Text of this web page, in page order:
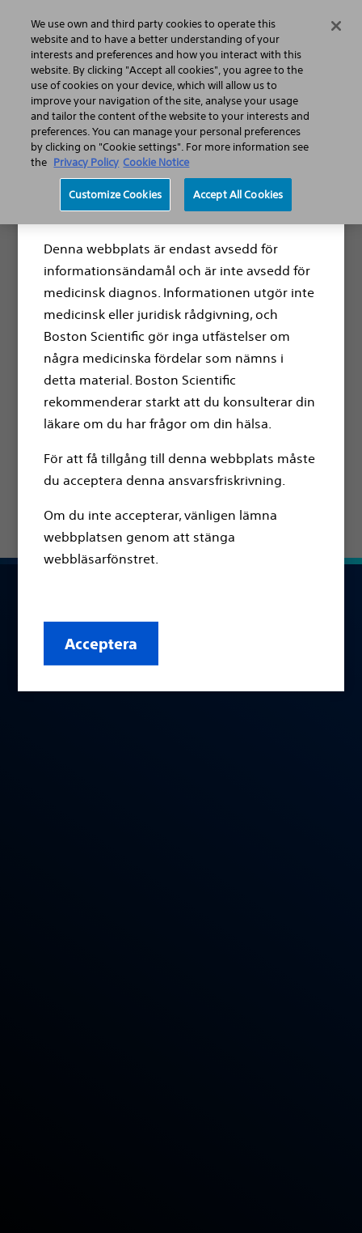
Ansvarsfriskrivning
Denna webbplats är endast avsedd för
informationsändamål och är inte avsedd för
medicinsk diagnos. Informationen utgör inte
medicinsk eller juridisk rådgivning, och
Boston Scientific gör inga utfästelser om
några medicinska fördelar som nämns i
detta material. Boston Scientific
rekommenderar starkt att du konsulterar din
läkare om du har frågor om din hälsa.
För att få tillgång till denna webbplats måste
du acceptera denna ansvarsfriskrivning.
Om du inte accepterar, vänligen lämna
webbplatsen genom att stänga
webbläsarfönstret.
Acceptera
Urologiska Sjukdomar: Män – Stöd & Behandling
Tester och Självskattningar
BPH‑test för Män
Ta reda på mer om dina
prostatasymtom
Godartad prostataförstoring (BPH) kan ge symtom
som inkontinens och erektil dysfunktion. Om du
upplever sådana besvär eller är oroad över din
prostatashälsa kan detta test hjälpa dig att få en
bättre förståelse för din situation och avgöra om
du bör kontakta en läkare. Testet bygger på
International Prostate Symptom Score (IPSS), ett
frågeformulär som läkare använder för att bedöma
symtomen vid godartad prostataförstoring (BPH).
Testet är ett stöd för att du lättare ska kunna prata
bäst lämpade behandling för dessa.
We use own and third party cookies to operate this
website and to have a better understanding of your
interests and preferences and how you interact with this
website. By clicking "Accept all cookies", you agree to the
use of cookies on your device, which will allow us to
improve your navigation of the site, analyse your usage
and tailor the content of the website to your interests and
preferences. You can manage your personal preferences
by clicking on "Cookie settings". For more information see
the Privacy Policy Cookie Notice
Customize Cookies Accept All Cookies